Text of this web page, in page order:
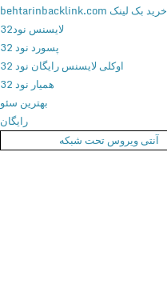
خرید بک لینک behtarinbacklink.com
لایسنس نود32
پسورد نود 32
اوکلی لایسنس رایگان نود 32
همیار نود 32
بهترین سئو
رایگان
آنتی ویروس تحت شبکه